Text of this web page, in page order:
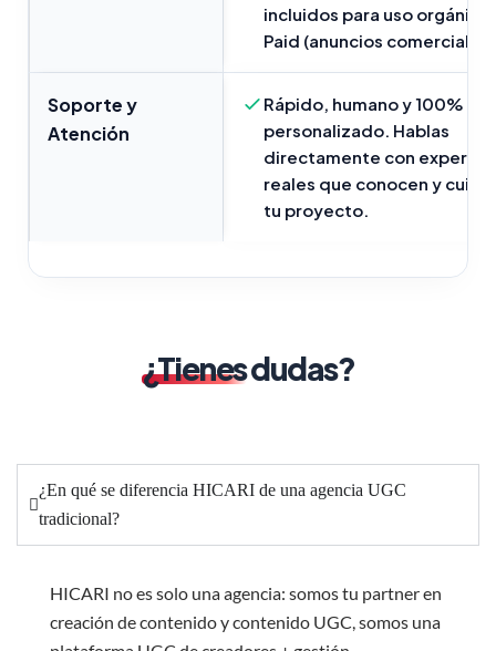
incluidos para uso orgánico
Paid (anuncios
Soporte y
Atención
Rápido, humano y 100%
personalizado. Hablas
directamente con expertos
reales que conocen y
tu proyecto.
¿Tienesdudas?
¿En qué se diferencia HICARI de una agencia UGC
tradicional?
HICARI no es solo una agencia: somos tu partner en
creación de contenido y contenido UGC, somos una